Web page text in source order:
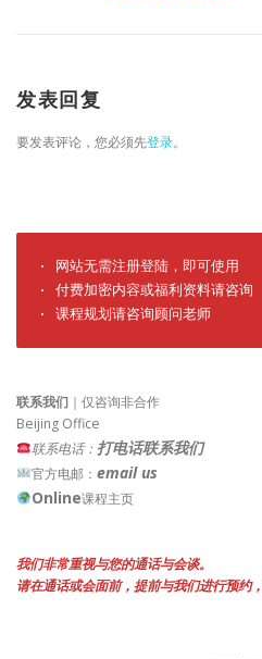
发表回复
要发表评论，您必须先登录。
· 网站无需注册登陆，即可使用
· 付费加密内容或福利资料请咨询
· 课程规划请咨询顾问老师
联系我们 ｜仅咨询非合作
Beijing Office
联系电话： 打电话联系我们
官方电邮： email us
Online课程主页
我们非常重视与您的通话与会谈。
请在通话或会面前，提前与我们进行预约